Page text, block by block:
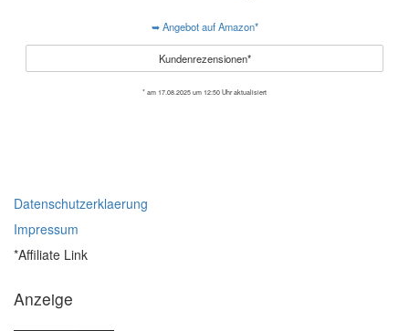
➥ Angebot auf Amazon*
Kundenrezensionen*
* am 17.08.2025 um 12:50 Uhr aktualisiert
Datenschutzerklaerung
Impressum
*Affiliate Link
Anzeige